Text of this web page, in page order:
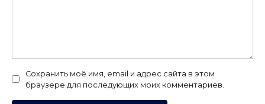
Сохранить моё имя, email и адрес сайта в этом
браузере для последующих моих комментариев.